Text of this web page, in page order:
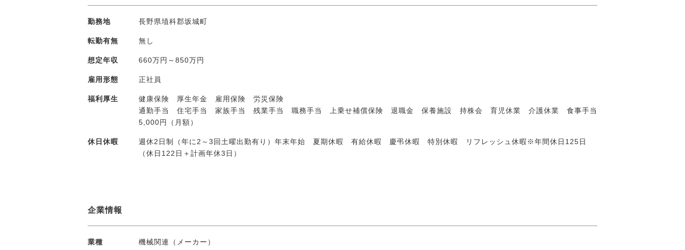
勤務地 長野県埴科郡坂城町
転勤有無 無し
想定年収 660万円～850万円
雇用形態 正社員
福利厚生
健康保険 厚生年金 雇用保険 労災保険
通勤手当 住宅手当 家族手当 残業手当 職務手当 上乗せ補償保険 退職金 保養施設 持株会 育児休業 介護休業 食事手当
5,000円（月額）
休日休暇
週休2日制（年に2～3回土曜出勤有り）年末年始 夏期休暇 有給休暇 慶弔休暇 特別休暇 リフレッシュ休暇※年間休日125日
（休日122日＋計画年休3日）
企業情報
業種 機械関連（メーカー）